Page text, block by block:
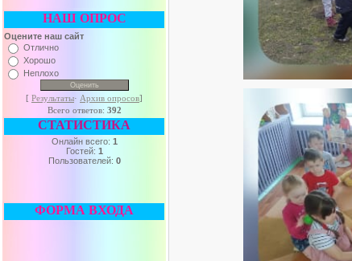
НАШ ОПРОС
Оцените наш сайт
Отлично
Хорошо
Неплохо
[ Результаты· Архив опросов]
Всего ответов: 392
СТАТИСТИКА
Онлайн всего: 1
Гостей: 1
Пользователей: 0
ФОРМА ВХОДА